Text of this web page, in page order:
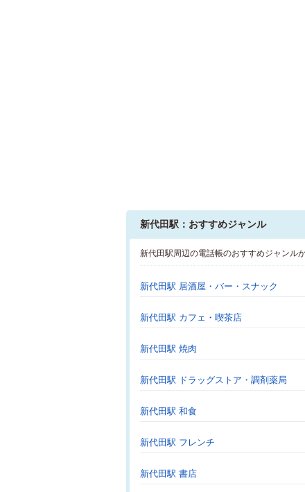
新代田駅：おすすめジャンル
新代田駅周辺の電話帳のおすすめジャンル
新代田駅 居酒屋・バー・スナック
新代田駅 カフェ・喫茶店
新代田駅 焼肉
新代田駅 ドラッグストア・調剤薬局
新代田駅 和食
新代田駅 フレンチ
新代田駅 書店